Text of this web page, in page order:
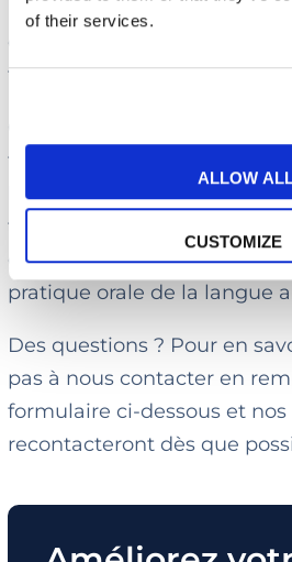
of their services.
ALLOW
CUSTOMIZE
Pourquoi pas continuer
formation d’anglais ?
formations d’anglais pour
les niveaux. Apprenez
formateurs natifs ou de
grâce à une méthode
pratique orale de la langue
Des questions ? Pour en
pas à nous contacter en
formulaire ci-dessous et
recontacteront dès que